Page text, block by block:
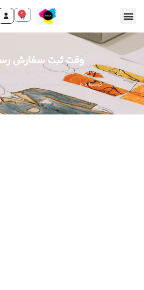
0
وقت ثبت سفارش
تابلو پرتره فرشته بال سپید: چهره زن سیاه و سفید با
گوشواره طبیعی. نماد آرامش و رمز و راز. جلوه‌ای